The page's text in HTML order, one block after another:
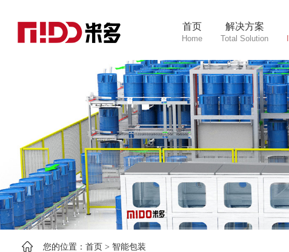
首页
Home
解决方案
Total Solution
您的位置： 首页 > 智能包装